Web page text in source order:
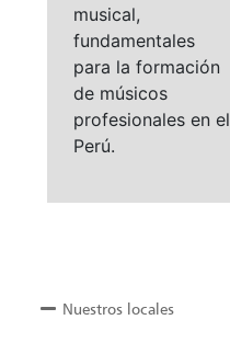
musical,
fundamentales
para la formación
de músicos
profesionales en el
Perú.
Nuestros locales